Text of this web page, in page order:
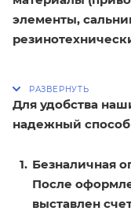
элементы,
Для удобства
надежный способ
Безналичная
После
выставлен